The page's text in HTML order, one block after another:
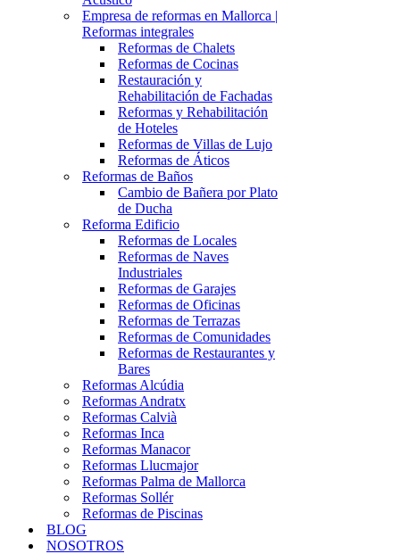
Empresa de reformas en Mallorca |
Reformas integrales
Reformas de Chalets
Reformas de Cocinas
Restauración y
Rehabilitación de Fachadas
Reformas y Rehabilitación
de Hoteles
Reformas de Villas de Lujo
Reformas de Áticos
Reformas de Baños
Cambio de Bañera por Plato
de Ducha
Reforma Edificio
Reformas de Locales
Reformas de Naves
Industriales
Reformas de Garajes
Reformas de Oficinas
Reformas de Terrazas
Reformas de Comunidades
Reformas de Restaurantes y
Bares
Reformas Alcúdia
Reformas Andratx
Reformas Calvià
Reformas Inca
Reformas Manacor
Reformas Llucmajor
Reformas Palma de Mallorca
Reformas Sollér
Reformas de Piscinas
BLOG
NOSOTROS